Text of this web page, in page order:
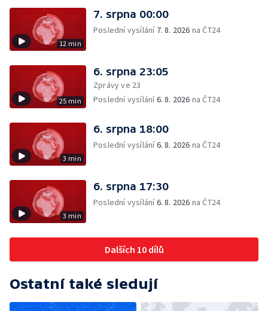
12 min
7. srpna 00:00
Poslední vysílání 7. 8. 2026 na ČT24
25 min
6. srpna 23:05
Zprávy ve 23
Poslední vysílání6. 8. 2026 na ČT24
3 min
6. srpna 18:00
Poslední vysílání6. 8. 2026 na ČT24
3 min
6. srpna 17:30
Poslední vysílání6. 8. 2026 na ČT24
Dalších 10 dílů
Ostatní také sledují